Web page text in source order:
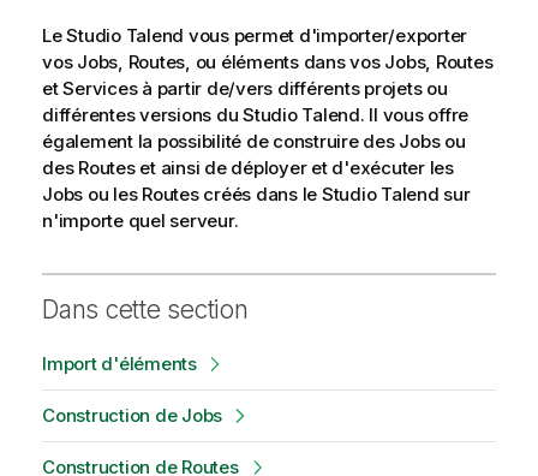
LeStudio Talend vous permet d'importer/exporter
vos Jobs, Routes, ou éléments dans vos Jobs, Routes
et Services à partir de/vers différents projets ou
différentes versions du Studio Talend. Il vous offre
également la possibilité de construire des Jobs ou
des Routes et ainsi de déployer et d'exécuter les
Jobs ou les Routes créés dans le Studio Talend sur
n'importe quel serveur.
Dans cette section
Import d'éléments
Construction de Jobs
Construction de Routes